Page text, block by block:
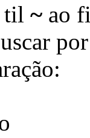
til ~ ao